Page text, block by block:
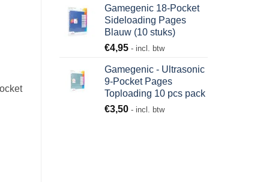
Gamegenic 18-Pocket
Sideloading Pages
Blauw (10 stuks)
€4,95 - incl. btw
Gamegenic - Ultrasonic
9-Pocket Pages
Toploading 10 pcs pack
€3,50 - incl. btw